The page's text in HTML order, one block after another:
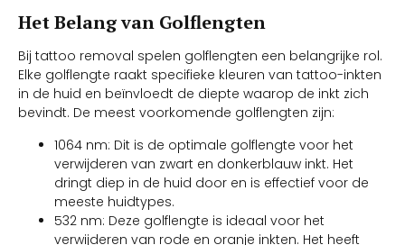
Het Belang van Golflengten
Bij tattoo removal spelen golflengten een belangrijke rol.
Elke golflengte raakt specifieke kleuren van tattoo-inkten
in de huid en beïnvloedt de diepte waarop de inkt zich
bevindt. De meest voorkomende golflengten zijn:
1064 nm: Dit is de optimale golflengte voor het
verwijderen van zwart en donkerblauw inkt. Het
dringt diep in de huid door en is effectief voor de
meeste huidtypes.
532 nm: Deze golflengte is ideaal voor het
verwijderen van rode en oranje inkten. Het heeft